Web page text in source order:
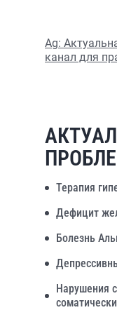
Ag:
канал для
Терапия
Дефицит
Болезнь
Нарушения